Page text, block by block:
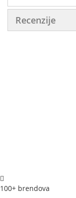
Recenzije
100+ brendova